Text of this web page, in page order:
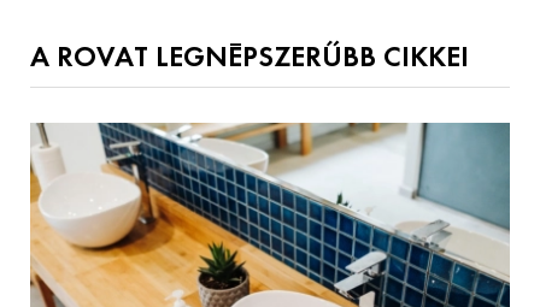
A ROVAT LEGNÉPSZERŰBB CIKKEI